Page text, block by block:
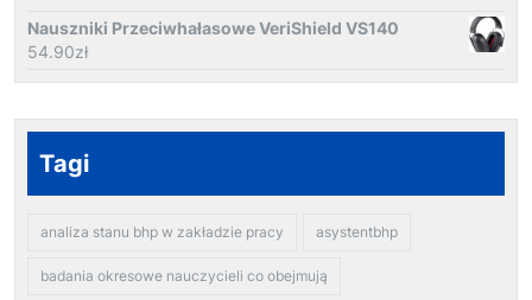
Nauszniki Przeciwhałasowe VeriShield VS140
54.90zł
Tagi
analiza stanu bhp w zakładzie pracy asystentbhp
badania okresowe nauczycieli co obejmują